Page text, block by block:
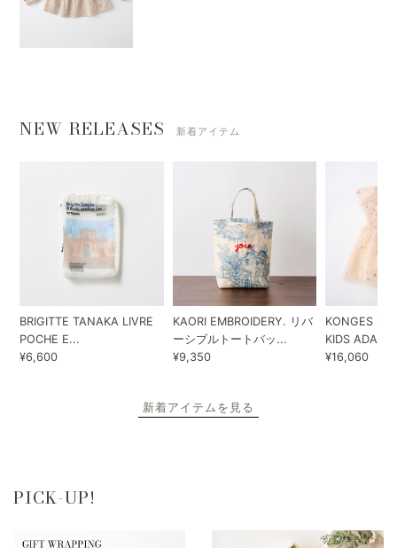
NEW RELEASES 新着アイテム
BRIGITTE TANAKA LIVRE
POCHE E...
¥6,600
KAORI EMBROIDERY. リバ
ーシブルトートバッ...
¥9,350
KONGES
KIDS ADA...
¥16,060
新着アイテムを見る
PICK-UP!